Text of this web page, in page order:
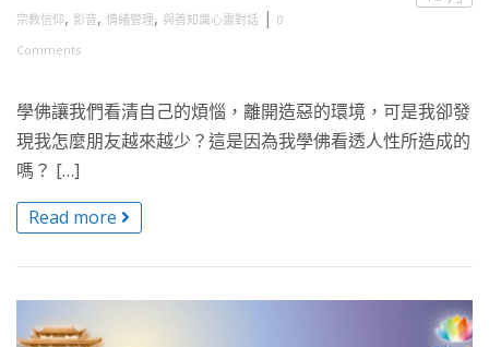
宗教信仰, 影音, 情緒管理, 與善知識心靈對話 | 0
Comments
學佛讓我們看清自己的煩惱，離開造惡的環境，可是我卻發
現我怎麼朋友越來越少？這是因為我學佛看透人性所造成的
嗎？ […]
Read more